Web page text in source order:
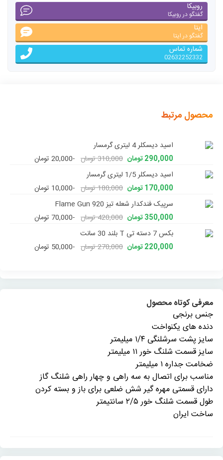
روبیکا
گفتگو در روبیکا
ایتا
گفتگو در ایتا
شماره تماس
02632252332
محصول مرتبط
اسید دیسکلر 4 لیتری گرمسار
290,000 تومان
310,000 تومان
-20,000 تومان
اسید دیسکلر 1/5 لیتری گرمسار
170,000 تومان
180,000 تومان
-10,000 تومان
سرپیک فندکدار شعله تیز 920 Flame Gun
350,000 تومان
420,000 تومان
-70,000 تومان
بکس 7 دسته تی T بلند 30 سانت
220,000 تومان
270,000 تومان -50,000 تومان
معرفی کوتاه محصول
جنس برنجی
دنده های یکنواخت
سایز پشت سرشلنگی ۱/۴ میلیمتر
سایز قسمت شلنگ خور ۱۱ میلیمتر
ضخامت جداره ۱ میلیمتر
مناسب برای اتصال به سه راهی و چهار راهی شلنگ گاز
دارای قسمتی مهره گیر شش ضلعی برای باز و بسته کردن
طول قسمت شلنگ خور ۲/۵ سانتیمتر
ساخت ایران